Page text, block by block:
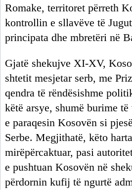
Romake, territoret përreth
kontrollin e sllavëve të
principata dhe mbretëri në
Gjatë shekujve XI-XV,
shtetit mesjetar serb, me
qendra të rëndësishme
këtë arsye, shumë burime
e paraqesin Kosovën si
Serbe. Megjithatë, këto
mirëpërcaktuar, pasi
e pushtuan Kosovën në
përdornin kufij të ngurtë